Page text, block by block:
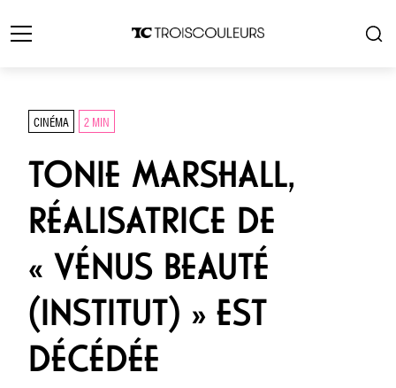
CINÉMA 2 MIN
TONIE MARSHALL,
RÉALISATRICE DE
« VÉNUS BEAUTÉ
(INSTITUT) » EST
DÉCÉDÉE